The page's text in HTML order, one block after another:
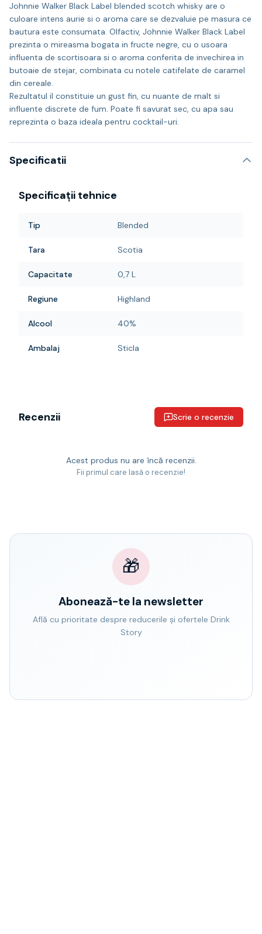
Johnnie Walker Black Label blended scotch whisky are o
culoare intens aurie si o aroma care se dezvaluie pe masura ce
bautura este consumata. Olfactiv, Johnnie Walker Black Label
prezinta o mireasma bogata in fructe negre, cu o usoara
influenta de scortisoara si o aroma conferita de invechirea in
butoaie de stejar, combinata cu notele catifelate de caramel
din cereale.
Rezultatul il constituie un gust fin, cu nuante de malt si
influente discrete de fum. Poate fi savurat sec, cu apa sau
reprezinta o baza ideala pentru cocktail-uri.
Specificatii
Specificații tehnice
Tip Blended
Tara Scotia
Capacitate 0,7 L
Regiune Highland
Alcool 40%
Ambalaj Sticla
Recenzii Scrie o recenzie
Acest produs nu are încă recenzii.
Fii primul care lasă o recenzie!
🎁
Abonează-te la newsletter
Află cu prioritate despre reducerile și ofertele Drink
Story